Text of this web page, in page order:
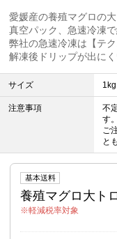
愛媛産の養殖マグロの大
真空パック、急速冷凍で
弊社の急速冷凍は【テ
解凍後ドリップが出にく
サイズ
注意事項
不
す。
ご
と
基本送料
養殖マグロ大ト
軽減税率対象